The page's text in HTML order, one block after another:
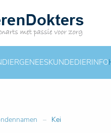
DIERGENEESKUNDEDIERINFO
Kei